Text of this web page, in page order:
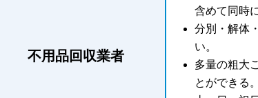
不用品回収業者
含めて同時
分別・解体
い。
多量の粗大
とができる。